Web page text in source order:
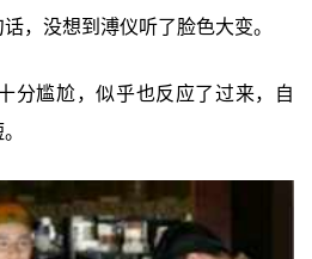
，没想到溥仪听了脸色大变。
分尴尬，似乎也反应了过来，自